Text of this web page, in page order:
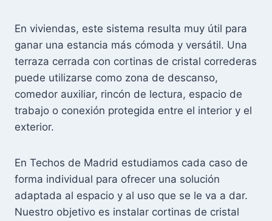
En viviendas, este sistema resulta muy útil para
ganar una estancia más cómoda y versátil. Una
terraza cerrada con cortinas de cristal correderas
puede utilizarse como zona de descanso,
comedor auxiliar, rincón de lectura, espacio de
trabajo o conexión protegida entre el interior y el
exterior.
En Techos de Madrid estudiamos cada caso de
forma individual para ofrecer una solución
adaptada al espacio y al uso que se le va a dar.
Nuestro objetivo es instalar cortinas de cristal